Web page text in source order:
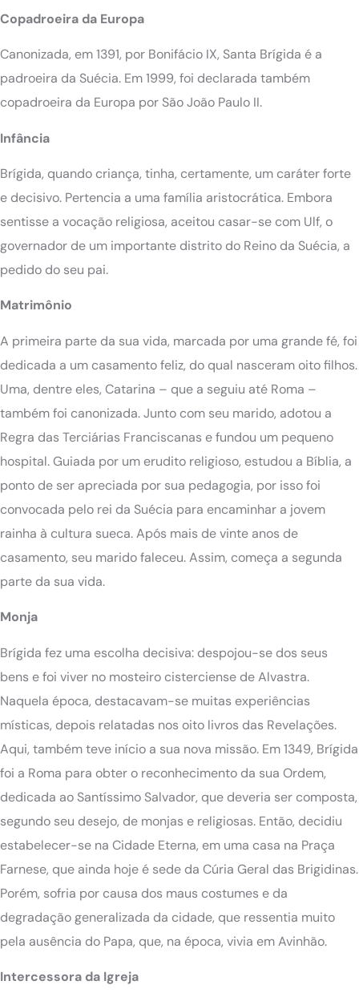
Copadroeira da Europa
Canonizada, em 1391, por Bonifácio IX, Santa Brígida é a
padroeira da Suécia. Em 1999, foi declarada também
copadroeira da Europa por São João Paulo II.
Infância
Brígida, quando criança, tinha, certamente, um caráter forte
e decisivo. Pertencia a uma família aristocrática. Embora
sentisse a vocação religiosa, aceitou casar-se com Ulf, o
governador de um importante distrito do Reino da Suécia, a
pedido do seu pai.
Matrimônio
A primeira parte da sua vida, marcada por uma grande fé, foi
dedicada a um casamento feliz, do qual nasceram oito filhos.
Uma, dentre eles, Catarina – que a seguiu até Roma –
também foi canonizada. Junto com seu marido, adotou a
Regra das Terciárias Franciscanas e fundou um pequeno
hospital. Guiada por um erudito religioso, estudou a Bíblia, a
ponto de ser apreciada por sua pedagogia, por isso foi
convocada pelo rei da Suécia para encaminhar a jovem
rainha à cultura sueca. Após mais de vinte anos de
casamento, seu marido faleceu. Assim, começa a segunda
parte da sua vida.
Monja
Brígida fez uma escolha decisiva: despojou-se dos seus
bens e foi viver no mosteiro cisterciense de Alvastra.
Naquela época, destacavam-se muitas experiências
místicas, depois relatadas nos oito livros das Revelações.
Aqui, também teve início a sua nova missão. Em 1349, Brígida
foi a Roma para obter o reconhecimento da sua Ordem,
dedicada ao Santíssimo Salvador, que deveria ser composta,
segundo seu desejo, de monjas e religiosas. Então, decidiu
estabelecer-se na Cidade Eterna, em uma casa na Praça
Farnese, que ainda hoje é sede da Cúria Geral das Brigidinas.
Porém, sofria por causa dos maus costumes e da
degradação generalizada da cidade, que ressentia muito
pela ausência do Papa, que, na época, vivia em Avinhão.
Intercessora da Igreja